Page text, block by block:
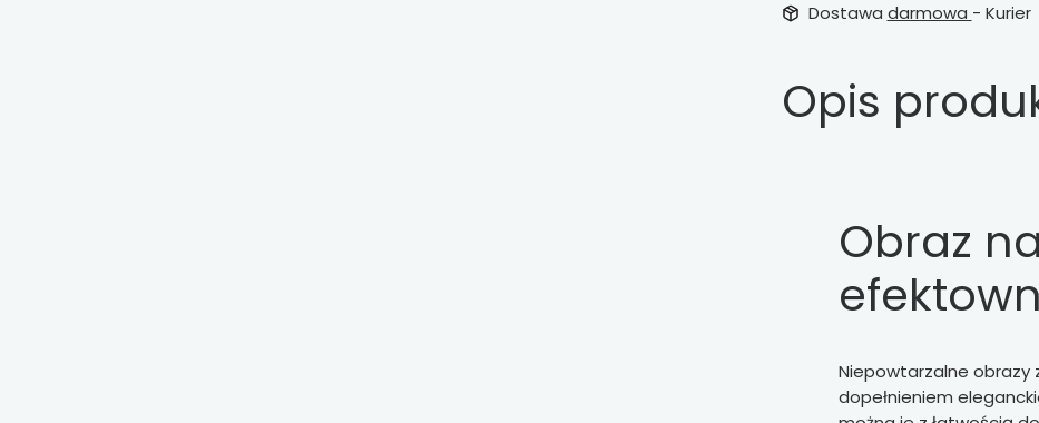
Dostawa darmowa - Kurier
Opis
Obraz
Niepowtarzalne
dopełnieniem